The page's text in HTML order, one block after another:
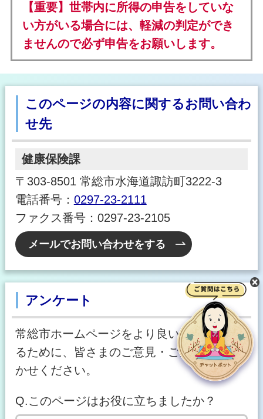
【重要】世帯内に所得の申告をしていな
い方がいる場合には、軽減の判定ができ
ませんので必ず申告をお願いします。
このページの内容に関するお問い合わ
せ先
健康保険課
〒303-8501 常総市水海道諏訪町3222-3
電話番号： 0297-23-2111
ファクス番号：0297-23-2105
メールでお問い合わせをする
アンケート
常総市ホームページをより良いサイトにす
るために、皆さまのご意見・ご感想をお聞
かせください。
Q.このページはお役に立ちましたか？